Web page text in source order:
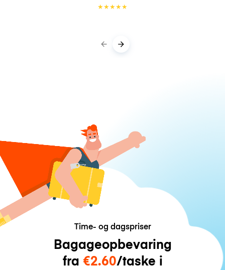
★★★★★
Time- og dagspriser
Bagageopbevaring
fra €2.60/taske i